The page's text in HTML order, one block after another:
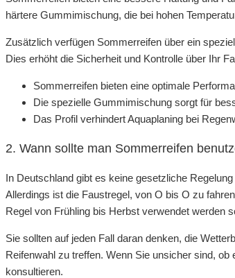
härtere Gummimischung, die bei hohen
Zusätzlich verfügen Sommerreifen über ein
Dies erhöht die Sicherheit und Kontrolle über Ihr
Sommerreifen bieten eine optimale
Die spezielle Gummimischung sorgt für
Das Profil verhindert Aquaplaning bei
2. Wann sollte man Sommerreifen
In Deutschland gibt es keine gesetzliche
Allerdings ist die Faustregel, von O bis O zu
Regel von Frühling bis Herbst verwendet werden
Sie sollten auf jeden Fall daran denken, die
Reifenwahl zu treffen. Wenn Sie unsicher sind,
konsultieren.